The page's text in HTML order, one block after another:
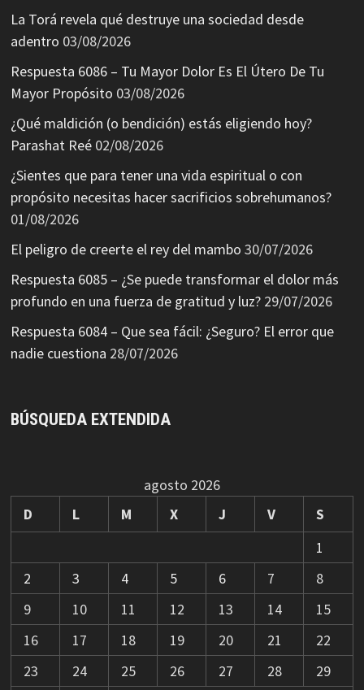
La Torá revela qué destruye una sociedad desde
adentro 03/08/2026
Respuesta 6086 – Tu Mayor Dolor Es El Útero De Tu
Mayor Propósito 03/08/2026
¿Qué maldición (o bendición) estás eligiendo hoy?
Parashat Reé 02/08/2026
¿Sientes que para tener una vida espiritual o con
propósito necesitas hacer sacrificios sobrehumanos?
01/08/2026
El peligro de creerte el rey del mambo 30/07/2026
Respuesta 6085 – ¿Se puede transformar el dolor más
profundo en una fuerza de gratitud y luz? 29/07/2026
Respuesta 6084 – Que sea fácil: ¿Seguro? El error que
nadie cuestiona 28/07/2026
BÚSQUEDA EXTENDIDA
agosto 2026
D
L M X J V
S
1
2
3 4 5 6 7
8
9
10 11 12 13 14
15
16
17 18 19 20 21
22
23
24 25 26 27 28
29